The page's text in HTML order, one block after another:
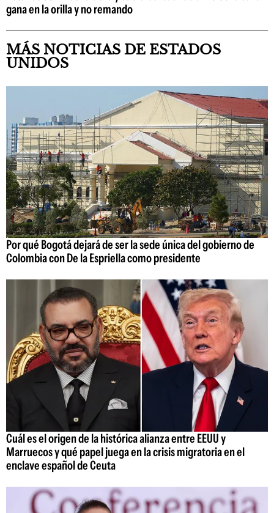
gana en la orilla y no remando
MÁS NOTICIAS DE ESTADOS
UNIDOS
Por qué Bogotá dejará de ser la sede única del gobierno de
Colombia con De la Espriella como presidente
Cuál es el origen de la histórica alianza entre EEUU y
Marruecos y qué papel juega en la crisis migratoria en el
enclave español de Ceuta